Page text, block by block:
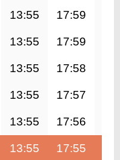
13:55 17:59
13:55 17:59
13:55 17:58
13:55 17:57
13:55 17:56
13:55 17:55